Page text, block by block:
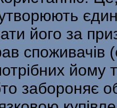
його за
споживачів
забороняє